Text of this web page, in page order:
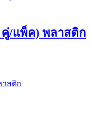
คู่/แพ็ค) พลาสติก
าสติก